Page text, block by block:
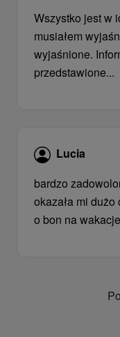
Wszystko jest w
musiałem
wyjaśnione.
przedstawione...
Lucia
bardzo
okazała mi
o bon na